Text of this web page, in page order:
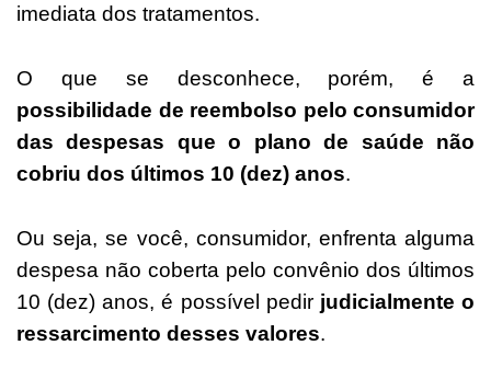
imediata dos tratamentos.
O que se desconhece, porém, é a
possibilidade de reembolso pelo consumidor
das despesas que o plano de saúde não
cobriu dos últimos 10 (dez) anos.
Ou seja, se você, consumidor, enfrenta alguma
despesa não coberta pelo convênio dos últimos
10 (dez) anos, é possível pedirjudicialmente o
ressarcimento desses valores.